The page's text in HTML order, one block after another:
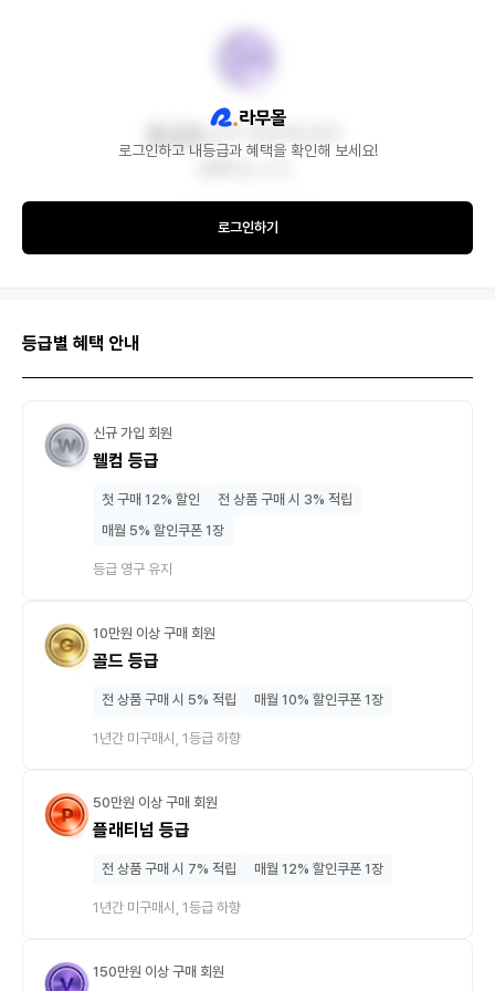
로그인하고 내등급과 혜택을 확인해 보세요!
로그인하기
등급별 혜택 안내
신규 가입 회원
웰컴 등급
첫 구매 12% 할인
전 상품 구매 시 3% 적립
매월 5% 할인쿠폰 1장
등급 영구 유지
10만원 이상 구매 회원
골드 등급
전 상품 구매 시 5% 적립 매월 10% 할인쿠폰 1장
1년간 미구매시, 1등급 하향
50만원 이상 구매 회원
플래티넘 등급
전 상품 구매 시 7% 적립 매월 12% 할인쿠폰 1장
1년간 미구매시, 1등급 하향
150만원 이상 구매 회원